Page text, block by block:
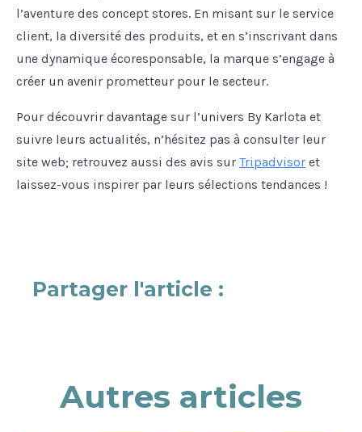
l’aventure des concept stores. En misant sur le service
client, la diversité des produits, et en s’inscrivant dans
une dynamique écoresponsable, la marque s’engage à
créer un avenir prometteur pour le secteur.
Pour découvrir davantage sur l’univers By Karlota et
suivre leurs actualités, n’hésitez pas à consulter leur
site web; retrouvez aussi des avis sur Tripadvisor et
laissez-vous inspirer par leurs sélections tendances !
Partager l'article :
Autres articles